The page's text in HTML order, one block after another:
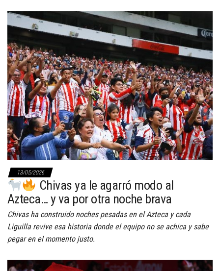
13/05/2026
Chivas ya le agarró modo al
Azteca… y va por otra noche brava
Chivas ha construido noches pesadas en el Azteca y cada
Liguilla revive esa historia donde el equipo no se achica y sabe
pegar en el momento justo.